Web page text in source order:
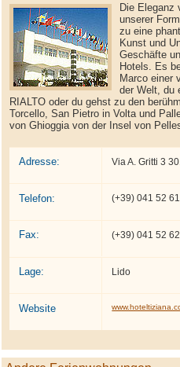
Die Eleganz
unserer
zu eine
Kunst und
Geschäfte
Hotels. Es
Marco einer
der Welt, du
RIALTO oder du gehst zu den
Torcello, San Pietro in Volta und
von Ghioggia von der Insel von
Adresse: Via A. Gritti 3
Telefon: (+39) 041 52
Fax: (+39) 041 52
Lage: Lido
Website